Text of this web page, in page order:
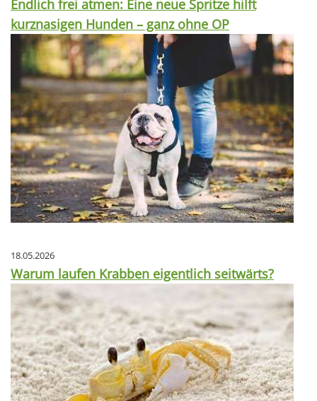
Endlich frei atmen: Eine neue Spritze hilft
kurznasigen Hunden – ganz ohne OP
18.05.2026
Warum laufen Krabben eigentlich seitwärts?